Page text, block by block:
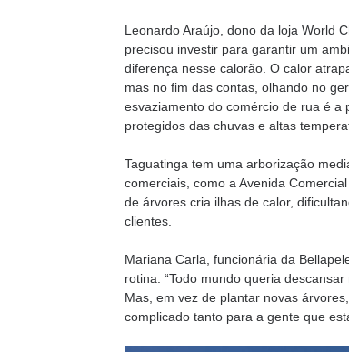
Leonardo Araújo, dono da loja World
precisou investir para garantir um
diferença nesse calorão. O calor
mas no fim das contas, olhando no
esvaziamento do comércio de rua é
protegidos das chuvas e altas
Taguatinga tem uma arborização
comerciais, como a Avenida
de árvores cria ilhas de calor,
clientes.
Mariana Carla, funcionária da
rotina. “Todo mundo queria
Mas, em vez de plantar novas
complicado tanto para a gente que